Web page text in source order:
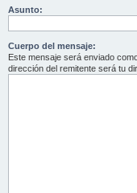
Asunto:
Cuerpo del mensaje:
Este mensaje será enviado
dirección del remitente será tu